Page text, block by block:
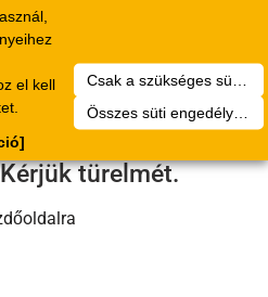
el kell
Összes süti engedélyezése
hiba történt.
hamarosan
türelmét.